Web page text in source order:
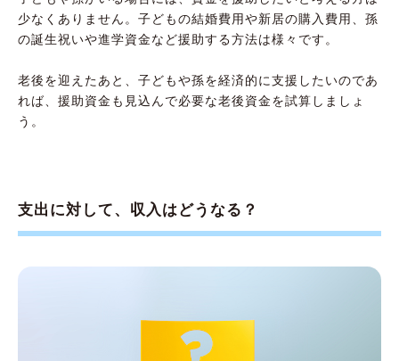
少なくありません。子どもの結婚費用や新居の購入費用、孫
の誕生祝いや進学資金など援助する方法は様々です。
老後を迎えたあと、子どもや孫を経済的に支援したいのであ
れば、援助資金も見込んで必要な老後資金を試算しましょ
う。
支出に対して、収入はどうなる？